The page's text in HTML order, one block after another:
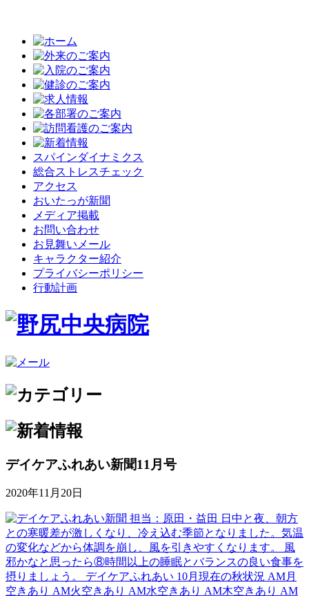
スパインダイナミクス
総合ストレスチェック
アクセス
おいたっが新聞
メディア掲載
お問い合わせ
お見舞いメール
キャラクター紹介
プライバシーポリシー
行動計画
デイケアふれあい新聞11月号
2020年11月20日